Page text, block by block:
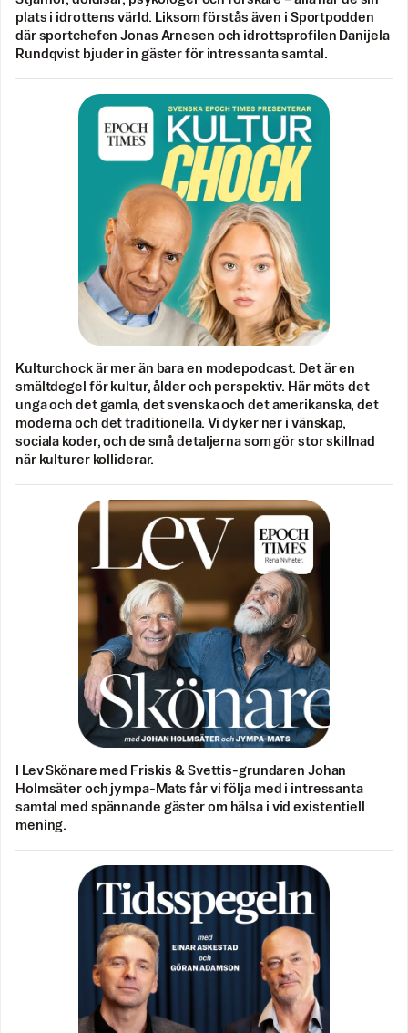
plats i idrottens värld. Liksom förstås även i Sportpodden
där sportchefen Jonas Arnesen och idrottsprofilen Danijela
Rundqvist bjuder in gäster för intressanta samtal.
Kulturchock är mer än bara en modepodcast. Det är en
smältdegel för kultur, ålder och perspektiv. Här möts det
unga och det gamla, det svenska och det amerikanska, det
moderna och det traditionella. Vi dyker ner i vänskap,
sociala koder, och de små detaljerna som gör stor skillnad
när kulturer kolliderar.
I Lev Skönare med Friskis & Svettis-grundaren Johan
Holmsäter och jympa-Mats får vi följa med i intressanta
samtal med spännande gäster om hälsa i vid existentiell
mening.